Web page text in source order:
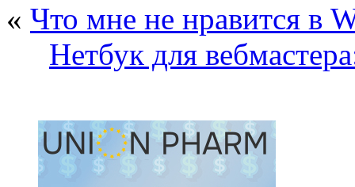
« Что мне не нравится в
Нетбук для